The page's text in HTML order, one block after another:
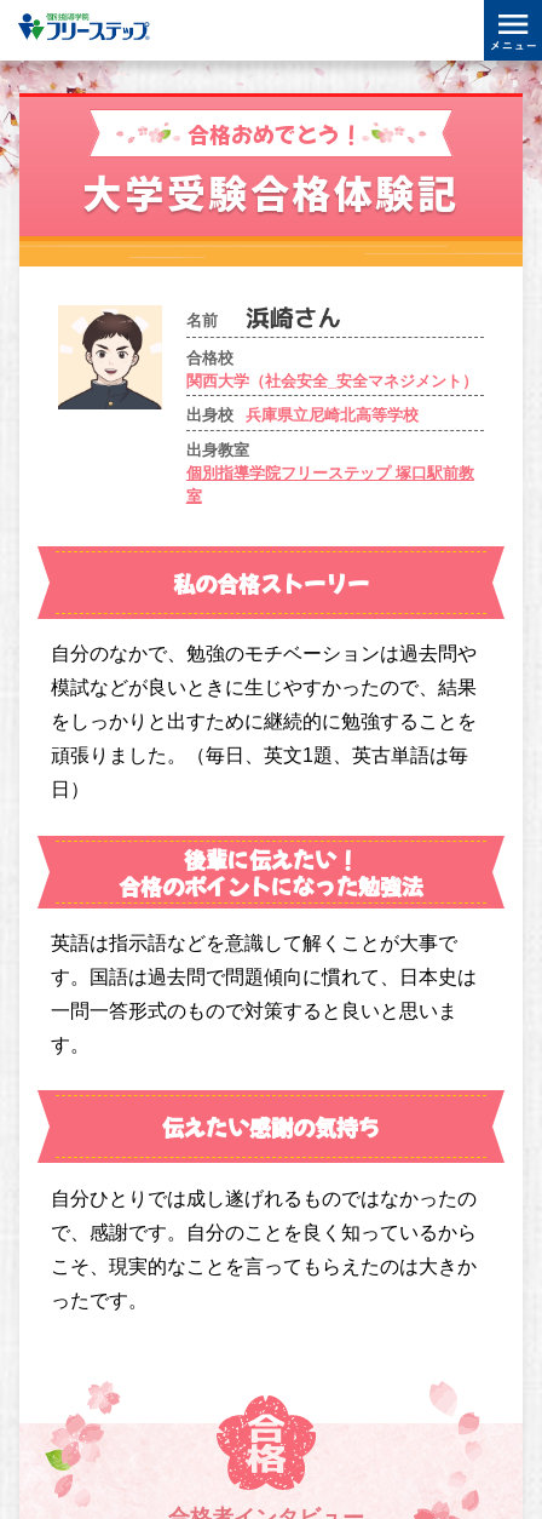
合格おめでとう！
大学受験合格体験記
名前
合格校
関西大学（社会安全_安全マネジメント）
出身校
兵庫県立尼崎北高等学校
出身教室
個別指導学院フリーステップ 塚口駅前教
室
私の合格ストーリー
自分のなかで、勉強のモチベーションは過去問や
模試などが良いときに生じやすかったので、結果
をしっかりと出すために継続的に勉強することを
頑張りました。（毎日、英文1題、英古単語は毎
日）
後輩に伝えたい！
合格のポイントになった勉強法
英語は指示語などを意識して解くことが大事で
す。国語は過去問で問題傾向に慣れて、日本史は
一問一答形式のもので対策すると良いと思いま
す。
伝えたい感謝の気持ち
自分ひとりでは成し遂げれるものではなかったの
で、感謝です。自分のことを良く知っているから
こそ、現実的なことを言ってもらえたのは大きか
ったです。